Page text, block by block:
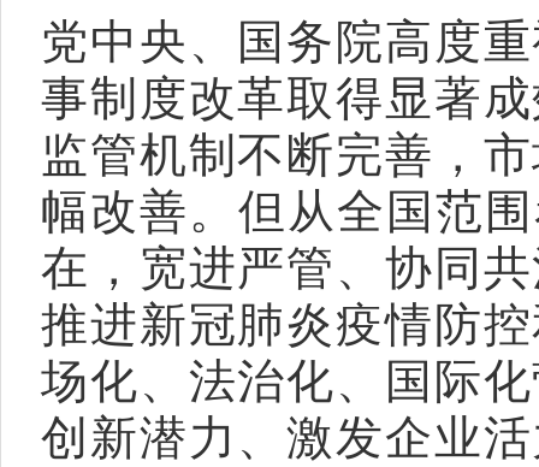
党中央、国务院高度
事制度改革取得显著
监管机制不断完善，
幅改善。但从全国范
在，宽进严管、协同
推进新冠肺炎疫情防
场化、法治化、国际
创新潜力、激发企业